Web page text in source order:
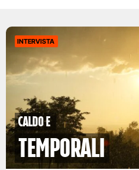
INTERVISTA
caldo e
temporali